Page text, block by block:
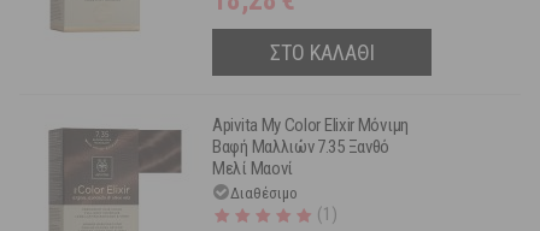
ΣΤΟ ΚΑΛΑΘΙ
Apivita My Color Elixir Μόνιμη
Βαφή Μαλλιών 7.35 Ξανθό
Μελί Μαονί
Διαθέσιμο
(1 )